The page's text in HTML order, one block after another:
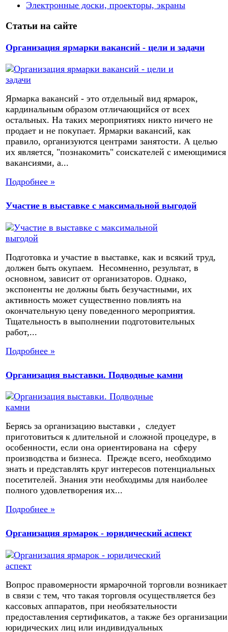
Электронные доски, проекторы, экраны
Статьи на сайте
Организация ярмарки вакансий - цели и задачи
Ярмарка вакансий - это отдельный вид ярмарок,
кардинальным образом отличающийся от всех
остальных. На таких мероприятиях никто ничего не
продает и не покупает. Ярмарки вакансий, как
правило, организуются центрами занятости. А целью
их является, "познакомить" соискателей с имеющимися
вакансиями, а...
Подробнее »
Участие в выставке с максимальной выгодой
Подготовка и участие в выставке, как и всякий труд,
должен быть окупаем. Несомненно, результат, в
основном, зависит от организаторов. Однако,
экспоненты не должны быть безучастными, их
активность может существенно повлиять на
окончательную цену поведенного мероприятия.
Тщательность в выполнении подготовительных
работ,...
Подробнее »
Организация выставки. Подводные камни
Берясь за организацию выставки , следует
приготовиться к длительной и сложной процедуре, в
особенности, если она ориентирована на сферу
производства и бизнеса. Прежде всего, необходимо
знать и представлять круг интересов потенциальных
посетителей. Знания эти необходимы для наиболее
полного удовлетворения их...
Подробнее »
Организация ярмарок - юридический аспект
Вопрос правомерности ярмарочной торговли возникает
в связи с тем, что такая торговля осуществляется без
кассовых аппаратов, при необязательности
предоставления сертификатов, а также без организации
юридических лиц или индивидуальных